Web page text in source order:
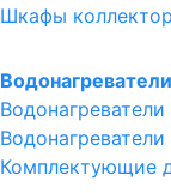
Шкафы
Водонагреватели
Комплектующие